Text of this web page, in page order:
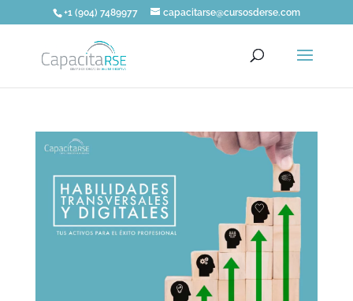
+1 (904) 7489977 capacitarse@cursosderse.com